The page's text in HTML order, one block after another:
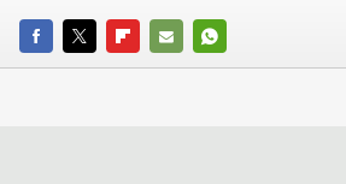
FACEBOOK
TWITTERFLIPBOARD
E-
WHATSAPP